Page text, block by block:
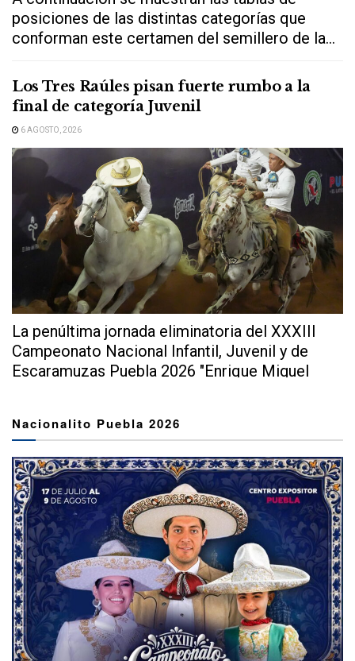
posiciones de las distintas categorías que
conforman este certamen del semillero de la...
Los Tres Raúles pisan fuerte rumbo a la
final de categoría Juvenil
6 AGOSTO, 2026
La penúltima jornada eliminatoria del XXXIII
Campeonato Nacional Infantil, Juvenil y de
Escaramuzas Puebla 2026 "Enrique Miguel
Nacionalito Puebla 2026